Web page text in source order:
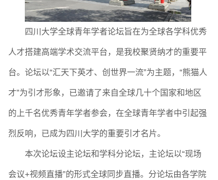
图片新闻
院长致词 学院简介 现任领导 各系介绍
四川大学全球青年学者论坛旨在为全球各学科优秀
人才搭建高端学术交流平台，是我校聚贤纳才的重要平
台。论坛以“汇天下英才、创世界一流”为主题，“熊猫人
才”为引才形象，已邀请了来自全球几十个国家和地区
的上千名优秀青年学者参会，在全球青年学者中引起强
烈反响，已成为四川大学的重要引才名片。
本次论坛设主论坛和学科分论坛，主论坛以“现场
会议+视频直播”的形式全球同步直播。分论坛由各学院